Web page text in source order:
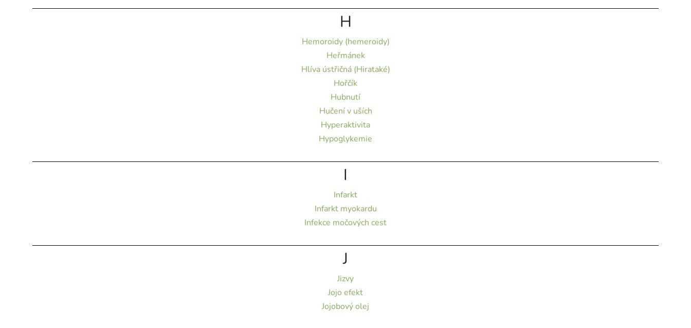
H
Hemoroidy (hemeroidy)
Heřmánek
Hlíva ústřičná (Hirataké)
Hořčík
Hubnutí
Hučení v uších
Hyperaktivita
Hypoglykemie
I
Infarkt
Infarkt myokardu
Infekce močových cest
J
Jizvy
Jojo efekt
Jojobový olej